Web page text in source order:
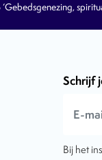
Schrijf
Bij het